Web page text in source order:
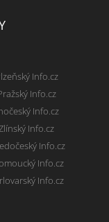
Info.cz
Info.cz
Info.cz
Info.cz
Info.cz
Info.cz
Info.cz